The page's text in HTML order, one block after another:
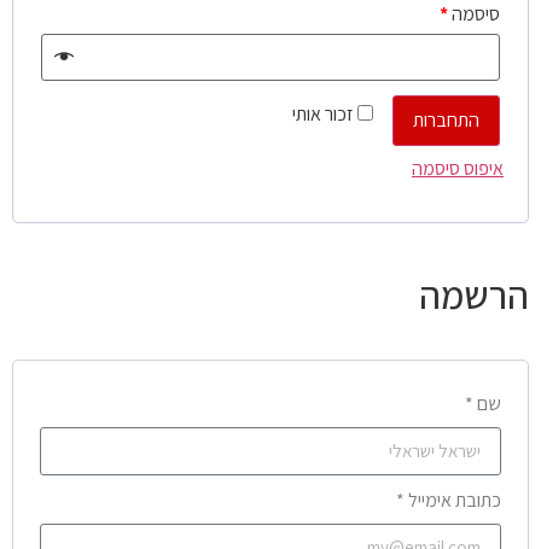
סיסמה*
זכור אותי
התחברות
איפוס סיסמה
הרשמה
שם *
כתובת אימייל *